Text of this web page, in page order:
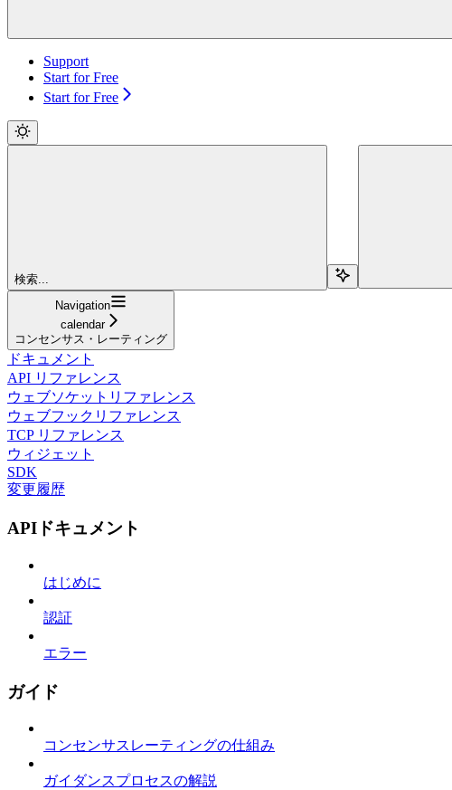
Support
Start for Free
Start for Free
検索...
Navigation
calendar
コンセンサス・レーティング
ドキュメント
API リファレンス
ウェブソケットリファレンス
ウェブフックリファレンス
TCP リファレンス
ウィジェット
SDK
変更履歴
APIドキュメント
はじめに
認証
エラー
ガイド
コンセンサスレーティングの仕組み
ガイダンスプロセスの解説